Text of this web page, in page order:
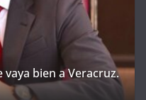
bien a Veracruz.